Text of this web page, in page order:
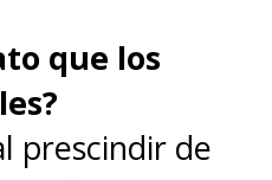
que los
prescindir de